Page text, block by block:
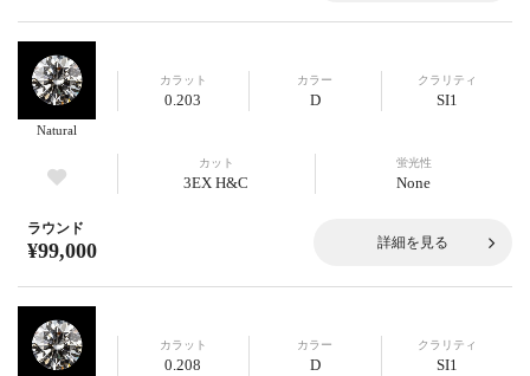
Natural
カラット
0.203
カラー
D
クラリティ
SI1
カット
3EX H&C
蛍光性
None
ラウンド
¥99,000 詳細を見る
カラット
0.208
カラー
D
クラリティ
SI1